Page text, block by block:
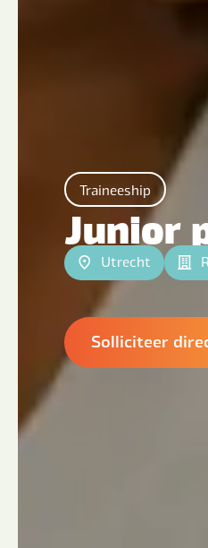
Traineeship
Junior
Utrecht
Solliciteer